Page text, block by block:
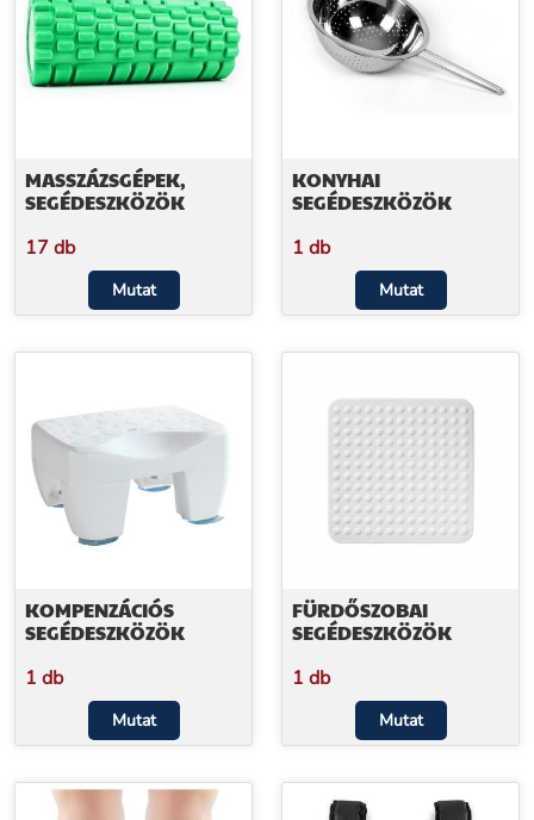
MASSZÁZSGÉPEK,
SEGÉDESZKÖZÖK
17 db
Mutat
KONYHAI
SEGÉDESZKÖZÖK
1 db
Mutat
KOMPENZÁCIÓS
SEGÉDESZKÖZÖK
1 db
Mutat
FÜRDŐSZOBAI
SEGÉDESZKÖZÖK
1 db
Mutat